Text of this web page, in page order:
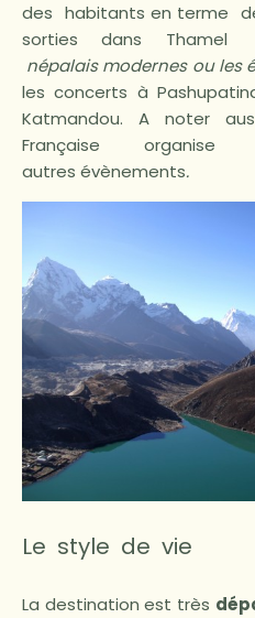
des habitants en terme
sorties dans
népalaismodernes ou les
les concerts à
Katmandou. A noter
Française
autres évènements.
Le style de vie
La destination est très